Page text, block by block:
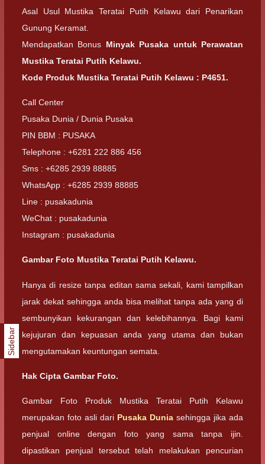
Asal Usul Mustika Teratai Putih Kelawu dari Penarikan
Gunung Keramat.
Mendapatkan Bonus Minyak Pusaka untuk Perawatan
Mustika Teratai Putih Kelawu.
Kode Produk Mustika Teratai Putih Kelawu : P4651.
Call Center
Pusaka Dunia / Dunia Pusaka
PIN BBM : PUSAKA
Telephone : +6281 222 886 456
Sms : +6285 2939 88885
WhatsApp : +6285 2939 88885
Line : pusakadunia
WeChat : pusakadunia
Instagram : pusakadunia
Gambar Foto Mustika Teratai Putih Kelawu.
Hanya di resize tanpa editan sama sekali, kami tampilkan
jarak dekat sehingga anda bisa melihat tanpa ada yang di
sembunyikan kekurangan dan kelebihannya. Bagi kami
kejujuran dan kepuasan anda yang utama dan bukan
mengutamakan keuntungan semata.
Hak Cipta Gambar Foto.
Gambar Foto Produk Mustika Teratai Putih Kelawu
merupakan foto asli dari Pusaka Dunia sehingga jika ada
penjual online dengan foto yang sama tanpa ijin.
dipastikan penjual tersebut telah melakukan pencurian
Sidebar